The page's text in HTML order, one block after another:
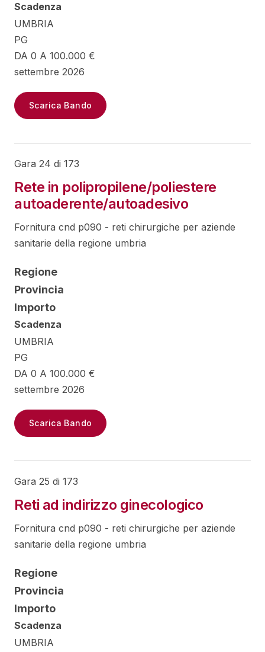
Scadenza
UMBRIA
PG
DA 0 A 100.000 €
settembre 2026
Scarica Bando
Gara 24 di 173
Rete in polipropilene/poliestere
autoaderente/autoadesivo
Fornitura cnd p090 - reti chirurgiche per aziende
sanitarie della regione umbria
Regione
Provincia
Importo
Scadenza
UMBRIA
PG
DA 0 A 100.000 €
settembre 2026
Scarica Bando
Gara 25 di 173
Reti ad indirizzo ginecologico
Fornitura cnd p090 - reti chirurgiche per aziende
sanitarie della regione umbria
Regione
Provincia
Importo
Scadenza
UMBRIA